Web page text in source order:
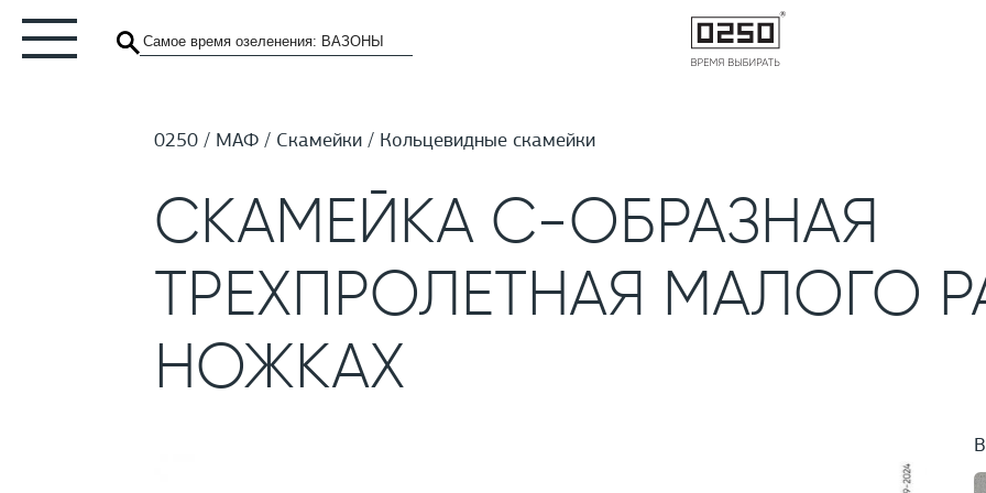
0250 МАФ Скамейки Кольцевидные скамейки
СКАМЕЙКА С-ОБРАЗНАЯ
ТРЕХПРОЛЕТНАЯ МАЛОГО
НОЖКАХ